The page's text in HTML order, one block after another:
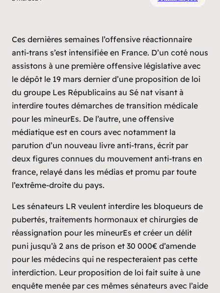
Ces dernières semaines l’offensive réactionnaire
anti-trans s’est intensifiée en France. D’un coté nous
assistons à une première offensive législative avec
le dépôt le 19 mars dernier d’une proposition de loi
du groupe Les Républicains au Sé nat visant à
interdire toutes démarches de transition médicale
pour les mineurEs. De l’autre, une offensive
médiatique est en cours avec notamment la
parution d’un nouveau livre anti-trans, écrit par
deux figures connues du mouvement anti-trans en
france, relayé dans les médias et promu par toute
l’extrême-droite du pays.
Les sénateurs LR veulent interdire les bloqueurs de
pubertés, traitements hormonaux et chirurgies de
réassignation pour les mineurEs et créer un délit
puni jusqu’à 2 ans de prison et 30 000€ d’amende
pour les médecins qui ne respecteraient pas cette
interdiction. Leur proposition de loi fait suite à une
enquête menée par ces mêmes sénateurs avec l’aide